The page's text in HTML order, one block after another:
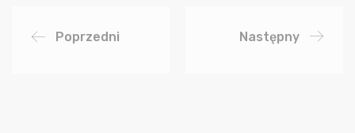
Poprzedni Następny